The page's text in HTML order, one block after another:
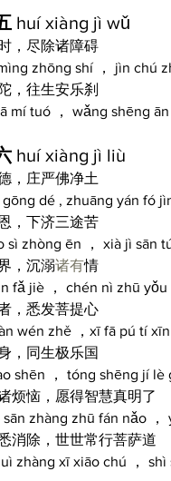
huí xiàng jì wǔ
，尽除诸障碍
zhōng shí ， jìn chú
，往生安乐刹
mí tuó ， wǎng shēng
huí xiàng jì liù
，庄严佛净土
dé , zhuāng yán fó
，下济三途苦
sì zhòng ēn ， xià jì sān
，沉溺诸有情
fǎ jiè ， chén nì zhū yǒu
，悉发菩提心
wén zhě ，xī fā pú tí xīn
，同生极乐国
shēn ， tóng shēng jí lè
烦恼，愿得智慧真明了
sān zhàng zhū fán nǎo
消除，世世常行菩萨道
zhàng xī xiāo chú ，